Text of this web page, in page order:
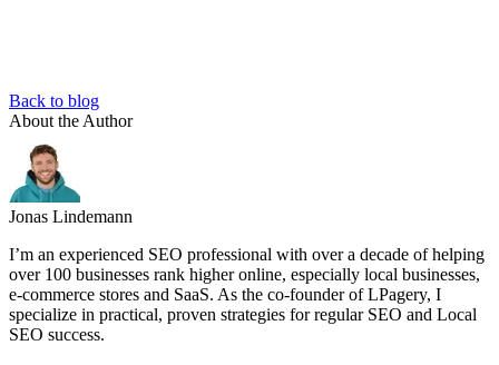
Back to blog
About the Author
Jonas Lindemann
I’m an experienced SEO professional with over a decade of helping
over 100 businesses rank higher online, especially local businesses,
e-commerce stores and SaaS. As the co-founder of LPagery, I
specialize in practical, proven strategies for regular SEO and Local
SEO success.